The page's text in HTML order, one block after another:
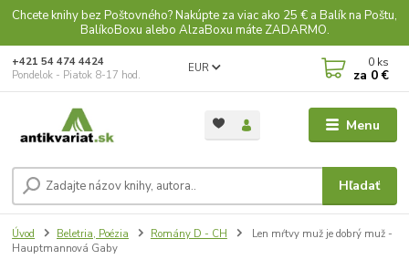
Chcete knihy bez Poštovného? Nakúpte za viac ako 25 € a Balík na Poštu,
BalíkoBoxu alebo AlzaBoxu máte ZADARMO.
Menu
EUR
Hľadať
+421 54 474 4424
Pondelok - Piatok 8-17 hod.
0 ks
za 0 €
Úvod Beletria, Poézia Romány D - CH
Len mŕtvy muž je dobrý muž -
Hauptmannová Gaby